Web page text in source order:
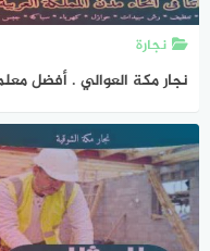
نجارة